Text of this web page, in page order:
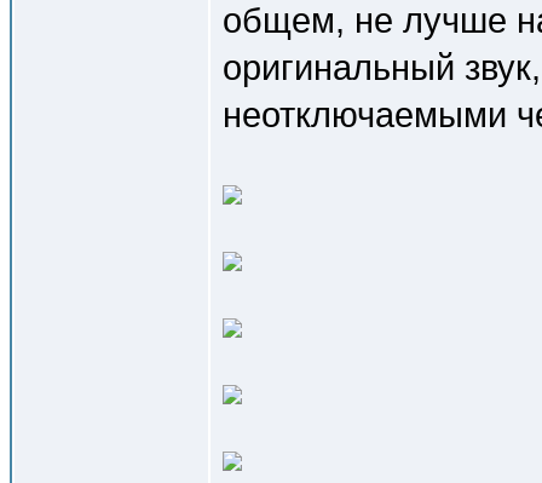
общем, не лучше
оригинальный
неотключаемыми